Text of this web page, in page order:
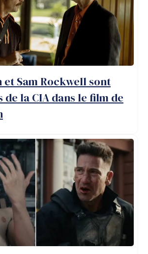
Sam Rockwell sont
de la CIA dans le film de